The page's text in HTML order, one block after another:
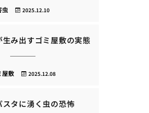
2025.12.10
虫
み出すゴミ屋敷の実態
2025.12.08
屋敷
スタに湧く虫の恐怖